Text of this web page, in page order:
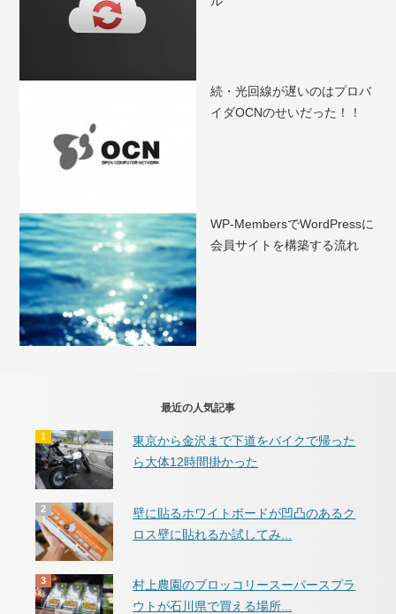
続・光回線が遅いのはプロバ
イダOCNのせいだった！！
WP-MembersでWordPressに
会員サイトを構築する流れ
最近の人気記事
東京から金沢まで下道をバイクで帰った
ら大体12時間掛かった
壁に貼るホワイトボードが凹凸のあるク
ロス壁に貼れるか試してみ...
村上農園のブロッコリースーパースプラ
ウトが石川県で買える場所...